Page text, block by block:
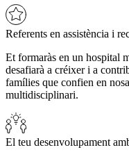
Referents en assistència i
Et formaràs en un hospital
desafiarà a créixer i a
famílies que confien en
multidisciplinari.
El teu desenvolupament